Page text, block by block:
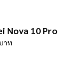
Nova 10 Pro
าท